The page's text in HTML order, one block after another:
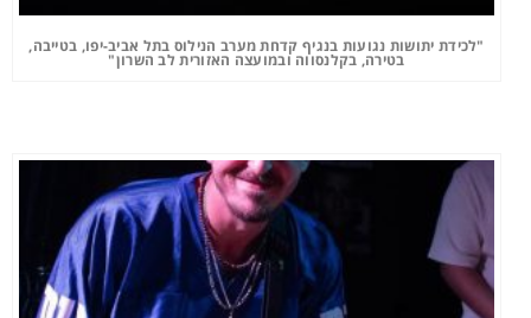
"לכידת יתושות נגועות בנגיף קדחת מערב הנילוס בתל אביב-יפו, בטייבה,
בטירה, בקלנסווה ובמועצה האזורית לב השרון"